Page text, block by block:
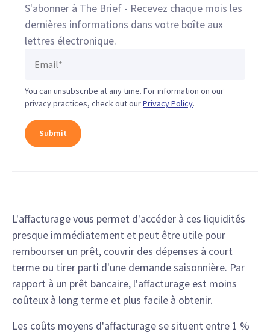
S'abonner à The Brief - Recevez chaque mois les
dernières informations dans votre boîte aux
lettres électronique.
You can unsubscribe at any time. For information on our
privacy practices, check out ourPrivacy Policy.
L'affacturage vous permet d'accéder à ces liquidités
presque immédiatement et peut être utile pour
rembourser un prêt, couvrir des dépenses à court
terme ou tirer parti d'une demande saisonnière. Par
rapport à un prêt bancaire, l'affacturage est moins
coûteux à long terme et plus facile à obtenir.
Les coûts moyens d'affacturage se situent entre 1 %